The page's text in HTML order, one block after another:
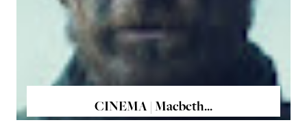
CINEMA | Macbeth...